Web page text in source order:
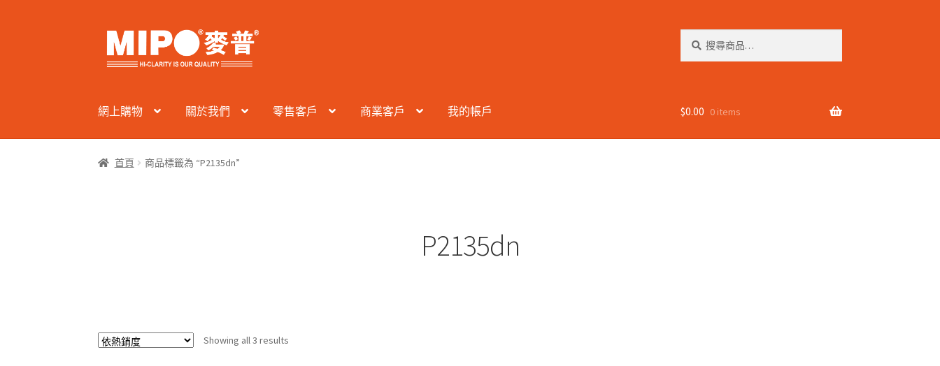
Skip
to
navigation
Skip
to
content
網上購物 關於我們 零售客戶 商業客戶 我的帳戶 $0.00 0 items
首頁 商品標籤為 “P2135dn”
P2135dn
Showing all 3 results